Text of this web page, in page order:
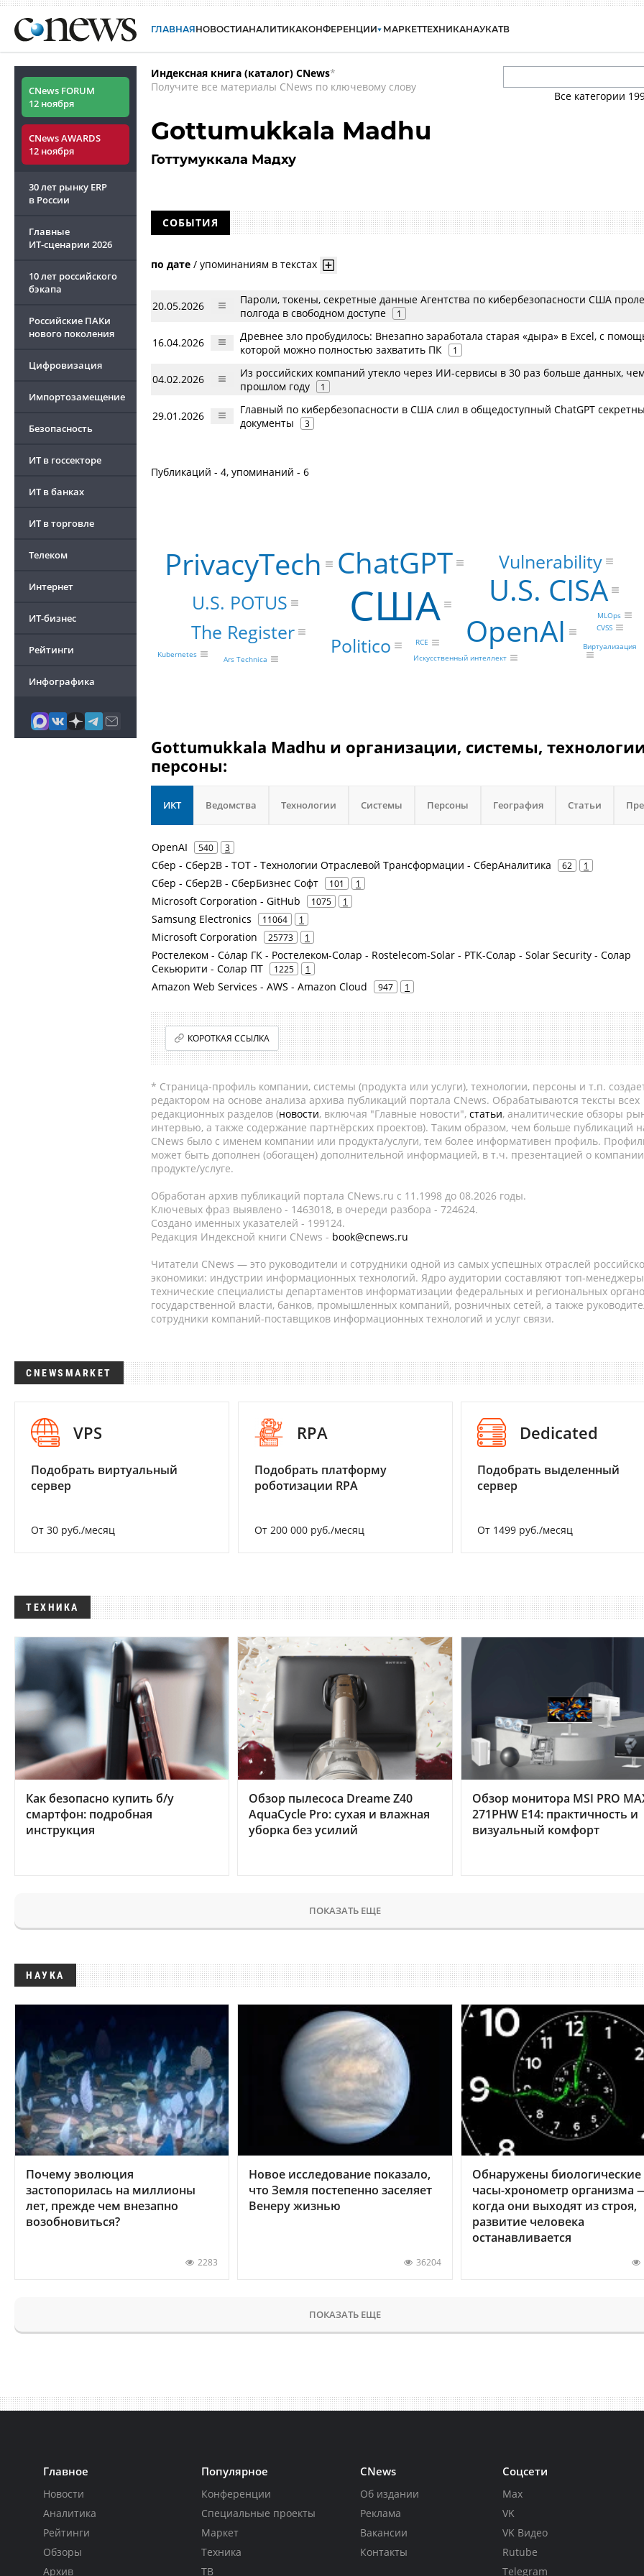
ГЛАВНАЯНОВОСТИАНАЛИТИКАКОНФЕРЕНЦИИ МАРКЕТТЕХНИКАНАУКАТВ
CNews FORUM
12 ноября
CNews AWARDS
12 ноября
30 лет рынку ERP
в России
Главные
ИТ-сценарии 2026
10 лет российского
бэкапа
Российские ПАКи
нового поколения
Цифровизация
Импортозамещение
Безопасность
ИТ в госсекторе
ИТ в банках
ИТ в торговле
Телеком
Интернет
ИТ-бизнес
Рейтинги
Инфографика
Индексная книга (каталог) CNews*
Получите все материалы CNews по ключевому слову
Все категории
Gottumukkala Madhu
Готтумуккала Мадху
СОБЫТИЯ
по дате / упоминаниям в текстах
20.05.2026
Пароли, токены, секретные данные Агентства по кибербезопасности США
полгода в свободном доступе
1
16.04.2026
Древнее зло пробудилось: Внезапно заработала старая «дыра» в Excel, с
которой можно полностью захватить ПК
1
04.02.2026
Из российских компаний утекло через ИИ-сервисы в 30 раз больше данных,
прошлом году
1
29.01.2026
Главный по кибербезопасности в США слил в общедоступный ChatGPT
документы
3
Публикаций - 4, упоминаний - 6
США OpenAI
U.S. CISA
ChatGPT
PrivacyTech
U.S. POTUS
Vulnerability
The Register
Politico RCE Виртуализация
CVSS
MLOps
Kubernetes Искусственный интеллект
Ars Technica
Gottumukkala Madhu и организации, системы,
персоны:
ИКТ Ведомства Технологии Системы Персоны География Статьи
OpenAI 540 3
Сбер - Сбер2В - ТОТ - Технологии Отраслевой Трансформации - СберАналитика 62 1
Сбер - Сбер2В - СберБизнес Софт 101 1
Microsoft Corporation - GitHub 1075 1
Samsung Electronics 11064 1
Microsoft Corporation 25773 1
Ростелеком - Сόлар ГК - Ростелеком-Солар - Rostelecom-Solar - РТК-Солар - Solar Security - Солар
Секьюрити - Солар ПТ
1225 1
Amazon Web Services - AWS - Amazon Cloud 947 1
КОРОТКАЯ ССЫЛКА
* Страница-профиль компании, системы (продукта или услуги), технологии, персоны и т.п.
редактором на основе анализа архива публикаций портала CNews. Обрабатываются тексты всех
редакционных разделов (новости, включая "Главные новости", статьи, аналитические обзоры
интервью, а также содержание партнёрских проектов). Таким образом, чем больше публикаций
CNews было с именем компании или продукта/услуги, тем более информативен профиль.
может быть дополнен (обогащен) дополнительной информацией, в т.ч. презентацией о
продукте/услуге.
Обработан архив публикаций портала CNews.ru c 11.1998 до 08.2026 годы.
Ключевых фраз выявлено - 1463018, в очереди разбора - 724624.
Создано именных указателей - 199124.
Редакция Индексной книги CNews - book@cnews.ru
Читатели CNews — это руководители и сотрудники одной из самых успешных отраслей
экономики: индустрии информационных технологий. Ядро аудитории составляют топ-
технические специалисты департаментов информатизации федеральных и региональных
государственной власти, банков, промышленных компаний, розничных сетей, а также
сотрудники компаний-поставщиков информационных технологий и услуг связи.
CNEWSMARKET
VPS
Подобрать виртуальный
сервер
От 30 руб./месяц
RPA
Подобрать платформу
роботизации RPA
От 200 000 руб./месяц
Dedicated
Подобрать выделенный
сервер
От 1499 руб./месяц
ТЕХНИКА
Как безопасно купить б/у
смартфон: подробная
инструкция
Обзор пылесоса Dreame Z40
AquaCycle Pro: сухая и влажная
уборка без усилий
Обзор монитора MSI PRO
271PHW E14: практичность и
визуальный комфорт
ПОКАЗАТЬ ЕЩЕ
НАУКА
Почему эволюция
застопорилась на миллионы
лет, прежде чем внезапно
возобновиться?
2283
Новое исследование показало,
что Земля постепенно заселяет
Венеру жизнью
36204
Обнаружены биологические
часы-хронометр организма
когда они выходят из строя,
развитие человека
останавливается
ПОКАЗАТЬ ЕЩЕ
Главное
Новости
Аналитика
Рейтинги
Обзоры
Архив
Популярное
Конференции
Специальные проекты
Маркет
Техника
ТВ
CNews
Об издании
Реклама
Вакансии
Контакты
Соцсети
Max
VK
VK Видео
Rutube
Telegram